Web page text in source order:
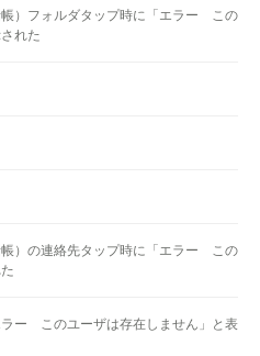
）フォルダタップ時に「エラー この
れた
）の連絡先タップ時に「エラー この
ー このユーザは存在しません」と表